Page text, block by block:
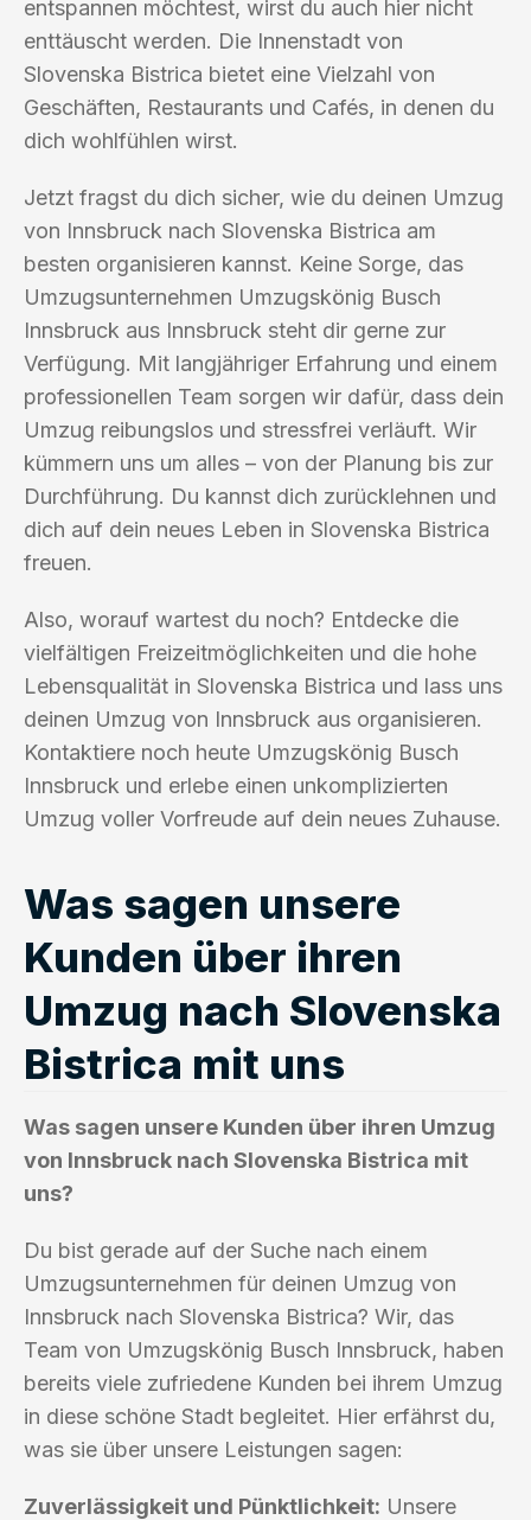
entspannen möchtest, wirst du auch hier nicht
enttäuscht werden. Die Innenstadt von
Slovenska Bistrica bietet eine Vielzahl von
Geschäften, Restaurants und Cafés, in denen du
dich wohlfühlen wirst.
Jetzt fragst du dich sicher, wie du deinen Umzug
von Innsbruck nach Slovenska Bistrica am
besten organisieren kannst. Keine Sorge, das
Umzugsunternehmen Umzugskönig Busch
Innsbruck aus Innsbruck steht dir gerne zur
Verfügung. Mit langjähriger Erfahrung und einem
professionellen Team sorgen wir dafür, dass dein
Umzug reibungslos und stressfrei verläuft. Wir
kümmern uns um alles – von der Planung bis zur
Durchführung. Du kannst dich zurücklehnen und
dich auf dein neues Leben in Slovenska Bistrica
freuen.
Also, worauf wartest du noch? Entdecke die
vielfältigen Freizeitmöglichkeiten und die hohe
Lebensqualität in Slovenska Bistrica und lass uns
deinen Umzug von Innsbruck aus organisieren.
Kontaktiere noch heute Umzugskönig Busch
Innsbruck und erlebe einen unkomplizierten
Umzug voller Vorfreude auf dein neues Zuhause.
Was sagen unsere
Kunden über ihren
Umzug nach Slovenska
Bistrica mit uns
Was sagen unsere Kunden über ihren Umzug
von Innsbruck nach Slovenska Bistrica mit
uns?
Du bist gerade auf der Suche nach einem
Umzugsunternehmen für deinen Umzug von
Innsbruck nach Slovenska Bistrica? Wir, das
Team von Umzugskönig Busch Innsbruck, haben
bereits viele zufriedene Kunden bei ihrem Umzug
in diese schöne Stadt begleitet. Hier erfährst du,
was sie über unsere Leistungen sagen:
Zuverlässigkeit und Pünktlichkeit: Unsere